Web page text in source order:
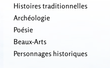
Histoires traditionnelles
Archéologie
Poésie
Beaux-Arts
Personnages historiques